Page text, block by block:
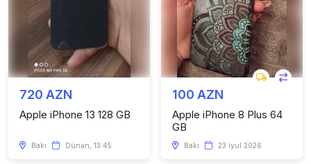
720 AZN
Apple iPhone 13 128 GB
Bakı Dünən, 13:45
100 AZN
Apple iPhone 8 Plus 64
GB
Bakı 23 iyul 2026